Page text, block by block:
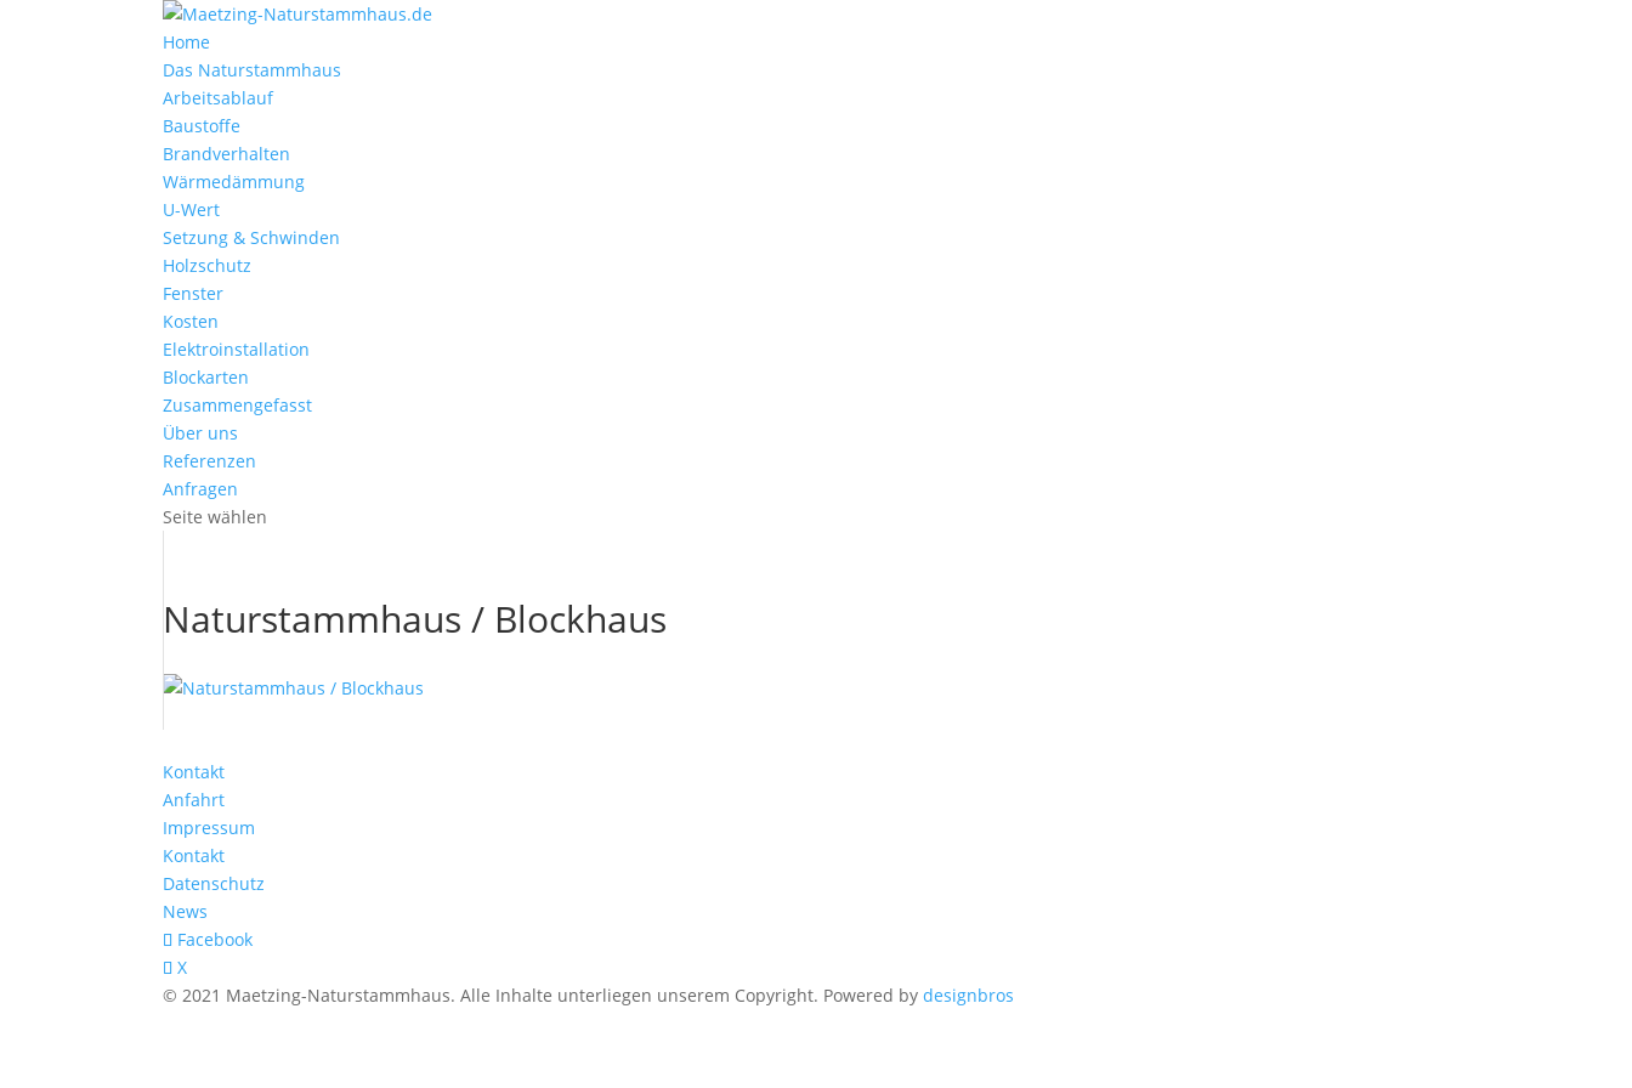
Home
Das Naturstammhaus
Arbeitsablauf
Baustoffe
Brandverhalten
Wärmedämmung
U-Wert
Setzung & Schwinden
Holzschutz
Fenster
Kosten
Elektroinstallation
Blockarten
Zusammengefasst
Über uns
Referenzen
Anfragen
Seite wählen
Naturstammhaus / Blockhaus
Kontakt
Anfahrt
Impressum
Kontakt
Datenschutz
News
Facebook
X
© 2021 Maetzing-Naturstammhaus. Alle Inhalte unterliegen unserem Copyright. Powered bydesignbros